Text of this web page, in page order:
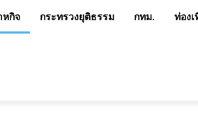
หกิจ กระทรวงยุติธรรม กทม. ท่อง